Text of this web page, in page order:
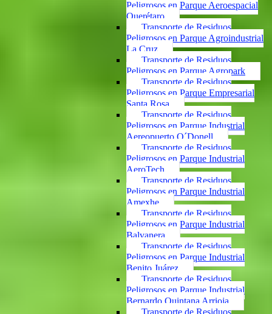
Peligrosos en Parque Aeroespacial
Querétaro
Transporte de Residuos
Peligrosos en Parque Agroindustrial
La Cruz
Transporte de Residuos
Peligrosos en Parque Agropark
Transporte de Residuos
Peligrosos en Parque Empresarial
Santa Rosa
Transporte de Residuos
Peligrosos en Parque Industrial
Aereopuerto O´Donell
Transporte de Residuos
Peligrosos en Parque Industrial
AeroTech
Transporte de Residuos
Peligrosos en Parque Industrial
Amexhe
Transporte de Residuos
Peligrosos en Parque Industrial
Balvanera
Transporte de Residuos
Peligrosos en Parque Industrial
Benito Juárez
Transporte de Residuos
Peligrosos en Parque Industrial
Bernardo Quintana Arrioja
Transporte de Residuos